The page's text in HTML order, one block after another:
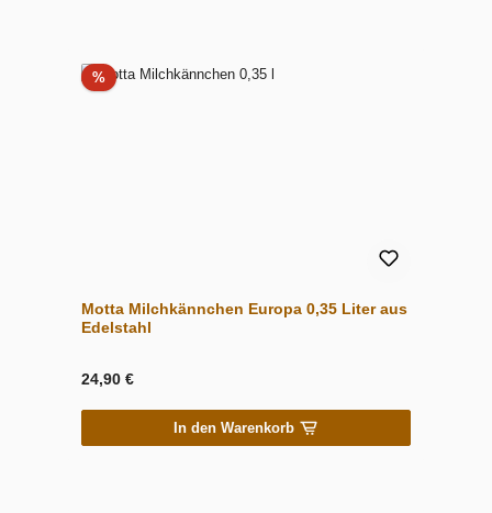
%Rabatt
Motta Milchkännchen Europa 0,35 Liter aus
Edelstahl
24,90 €
In den Warenkorb